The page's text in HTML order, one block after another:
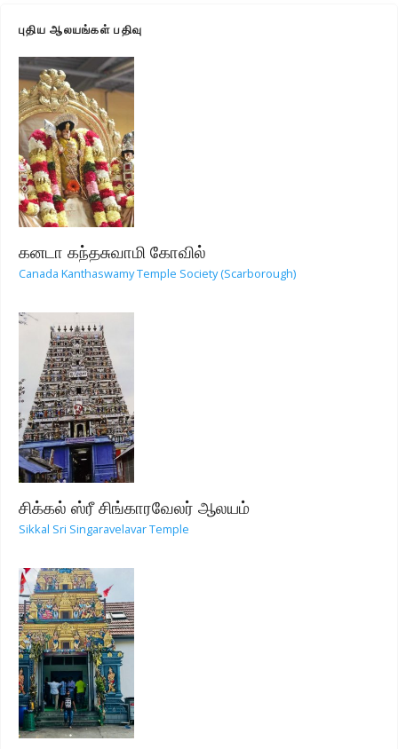
புதிய ஆலயங்கள் பதிவு
கனடா கந்தசுவாமி கோவில்
Canada Kanthaswamy Temple Society (Scarborough)
சிக்கல் ஸ்ரீ சிங்காரவேலர் ஆலயம்
Sikkal Sri Singaravelavar Temple